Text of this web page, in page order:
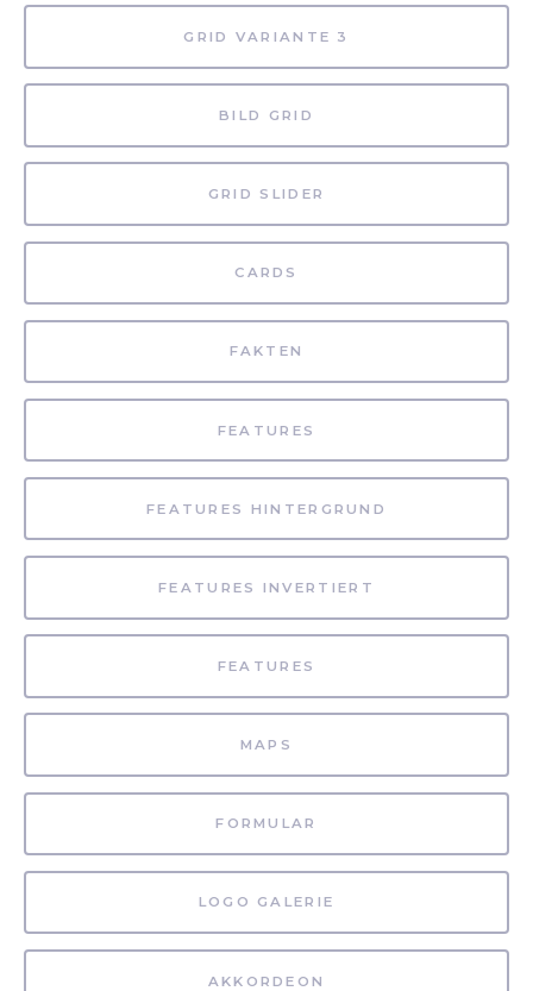
GRID VARIANTE 3
BILD GRID
GRID SLIDER
CARDS
FAKTEN
FEATURES
FEATURES HINTERGRUND
FEATURES INVERTIERT
FEATURES
MAPS
FORMULAR
LOGO GALERIE
AKKORDEON